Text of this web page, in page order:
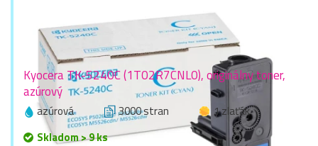
Kyocera TK-5240C (1T02R7CNL0), originálny toner,
azúrový
azúrová 3000 stran
1 zlaťák
Skladom > 9 ks